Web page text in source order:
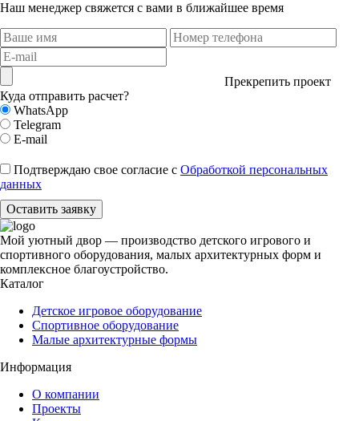
Наш менеджер свяжется с вами в ближайшее время
Прекрепить проект
Куда отправить расчет?
WhatsApp
Telegram
E-mail
Подтверждаю свое согласие с Обработкой персональных
данных
Оставить заявку
Мой уютный двор — производство детского игрового и
спортивного оборудования, малых архитектурных форм и
комплексное благоустройство.
Каталог
Детское игровое оборудование
Спортивное оборудование
Малые архитектурные формы
Информация
О компании
Проекты